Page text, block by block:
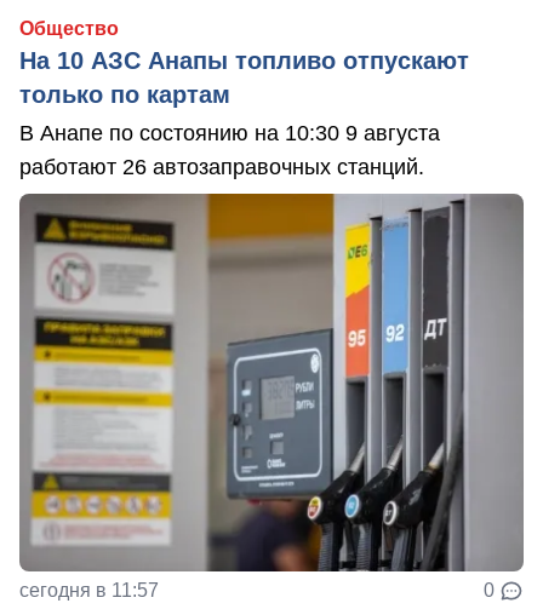
Общество
На 10 АЗС Анапы топливо отпускают
только по картам
В Анапе по состоянию на 10:30 9 августа
работают 26 автозаправочных станций.
сегодня в 11:57 0